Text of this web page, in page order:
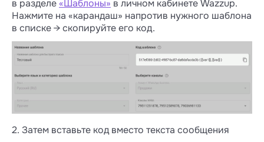
в разделе«Шаблоны» в личном кабинете Wazzup.
Нажмите на «карандаш» напротив нужного шаблона
в списке → скопируйте его код.
2. Затем вставьте код вместо текста сообщения